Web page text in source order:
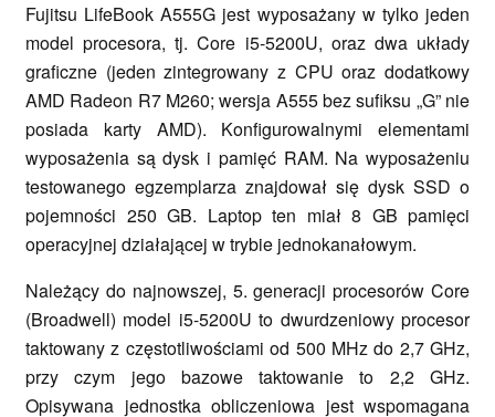
Fujitsu LifeBook A555G jest wyposażany w tylko jeden
model procesora, tj. Core i5-5200U, oraz dwa układy
graficzne (jeden zintegrowany z CPU oraz dodatkowy
AMD Radeon R7 M260; wersja A555 bez sufiksu „G” nie
posiada karty AMD). Konfigurowalnymi elementami
wyposażenia są dysk i pamięć RAM. Na wyposażeniu
testowanego egzemplarza znajdował się dysk SSD o
pojemności 250 GB. Laptop ten miał 8 GB pamięci
operacyjnej działającej w trybie jednokanałowym.
Należący do najnowszej, 5. generacji procesorów Core
(Broadwell) model i5-5200U to dwurdzeniowy procesor
taktowany z częstotliwościami od 500 MHz do 2,7 GHz,
przy czym jego bazowe taktowanie to 2,2 GHz.
Opisywana jednostka obliczeniowa jest wspomagana